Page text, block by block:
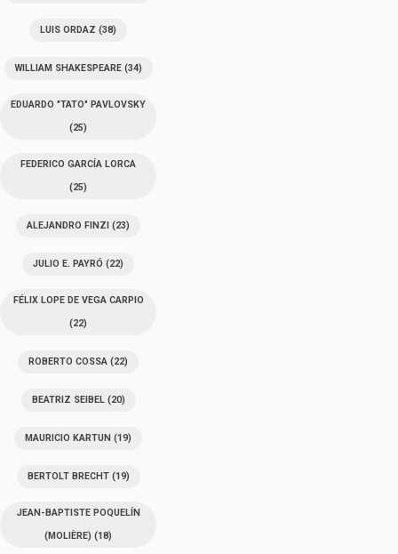
LUIS ORDAZ (38)
WILLIAM SHAKESPEARE(34)
EDUARDO "TATO" PAVLOVSKY
(25)
FEDERICO GARCÍA LORCA
(25)
ALEJANDRO FINZI (23)
JULIO E. PAYRÓ (22)
FÉLIX LOPE DE VEGA CARPIO
(22)
ROBERTO COSSA (22)
BEATRIZ SEIBEL(20)
MAURICIO KARTUN (19)
BERTOLT BRECHT(19)
JEAN-BAPTISTE POQUELÍN
(MOLIÈRE) (18)